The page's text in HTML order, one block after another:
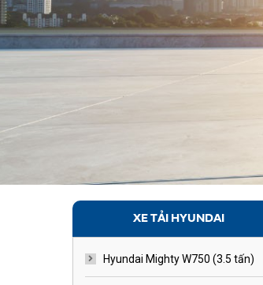
XE TẢI HYUNDAI
Hyundai Mighty W750 (3.5 tấn)